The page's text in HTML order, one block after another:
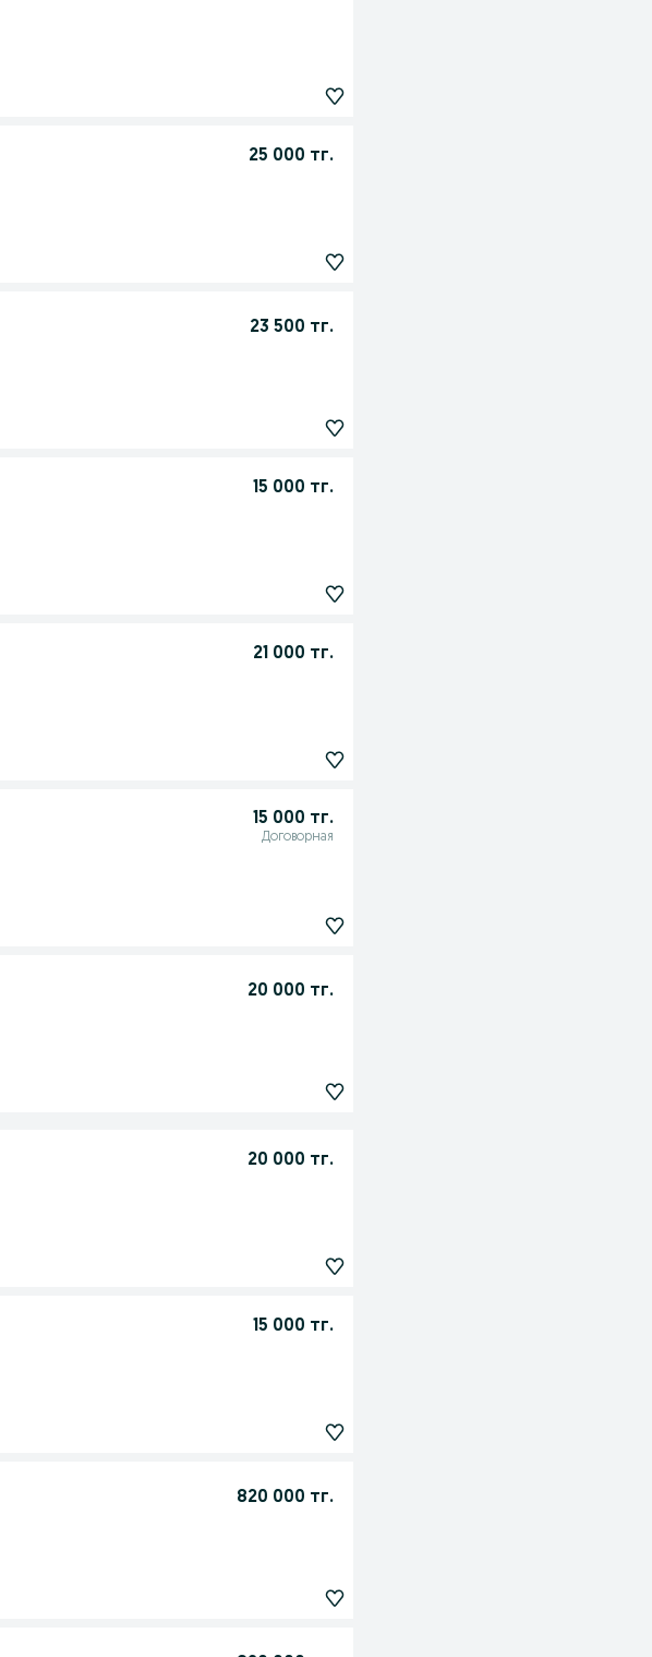
25 000 тг.
23 500 тг.
15 000 тг.
21 000 тг.
15 000 тг.
Договорная
20 000 тг.
20 000 тг.
15 000 тг.
820 000 тг.